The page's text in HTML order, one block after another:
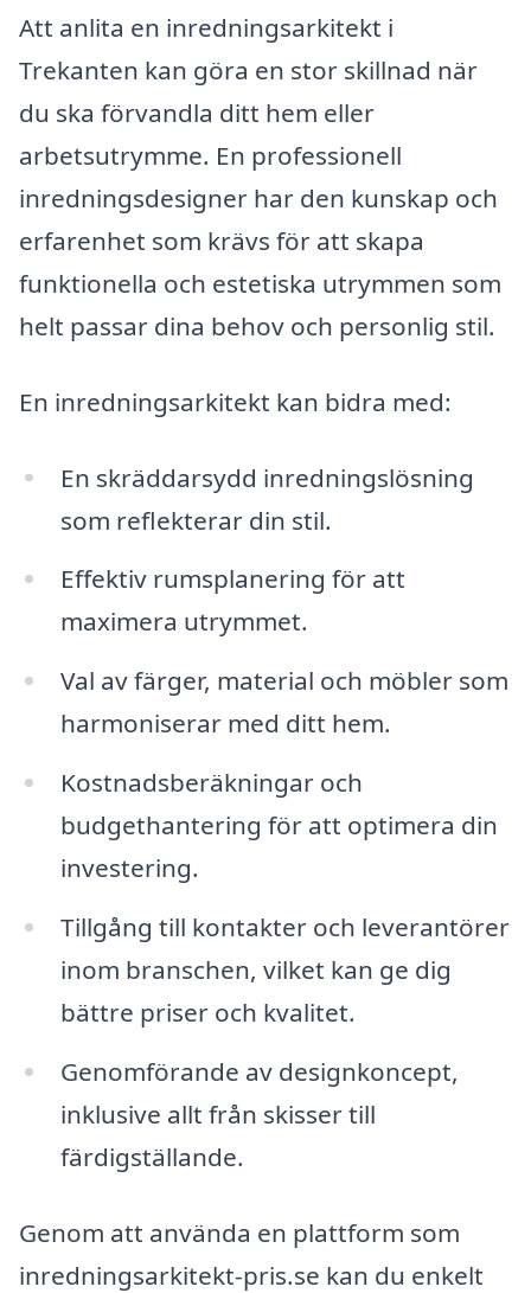
Att anlita en inredningsarkitekt i
Trekanten kan göra en stor skillnad när
du ska förvandla ditt hem eller
arbetsutrymme. En professionell
inredningsdesigner har den kunskap och
erfarenhet som krävs för att skapa
funktionella och estetiska utrymmen som
helt passar dina behov och personlig stil.
En inredningsarkitekt kan bidra med:
En skräddarsydd inredningslösning
som reflekterar din stil.
Effektiv rumsplanering för att
maximera utrymmet.
Val av färger, material och möbler som
harmoniserar med ditt hem.
Kostnadsberäkningar och
budgethantering för att optimera din
investering.
Tillgång till kontakter och leverantörer
inom branschen, vilket kan ge dig
bättre priser och kvalitet.
Genomförande av designkoncept,
inklusive allt från skisser till
färdigställande.
Genom att använda en plattform som
inredningsarkitekt-pris.se kan du enkelt